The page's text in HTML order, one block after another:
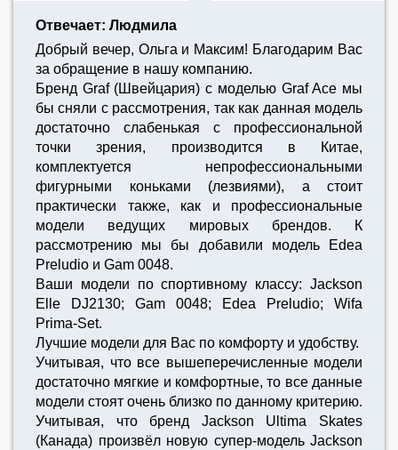
Отвечает: Людмила
Добрый вечер, Ольга и Максим! Благодарим Вас
за обращение в нашу компанию.
Бренд Graf (Швейцария) с моделью Graf Ace мы
бы сняли с рассмотрения, так как данная модель
достаточно слабенькая с профессиональной
точки зрения, производится в Китае,
комплектуется непрофессиональными
фигурными коньками (лезвиями), а стоит
практически также, как и профессиональные
модели ведущих мировых брендов. К
рассмотрению мы бы добавили модель Edea
Preludio и Gam 0048.
Ваши модели по спортивному классу: Jackson
Elle DJ2130; Gam 0048; Edea Preludio; Wifa
Prima-Set.
Лучшие модели для Вас по комфорту и удобству.
Учитывая, что все вышеперечисленные модели
достаточно мягкие и комфортные, то все данные
модели стоят очень близко по данному критерию.
Учитывая, что бренд Jackson Ultima Skates
(Канада) произвёл новую супер-модель Jackson